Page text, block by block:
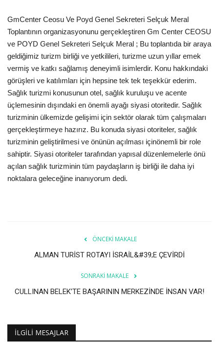
GmCenter Ceosu Ve Poyd Genel Sekreteri Selçuk Meral
Toplantının organizasyonunu gerçekleştiren Gm Center CEOSU
ve POYD Genel Sekreteri Selçuk Meral ; Bu toplantıda bir araya
geldiğimiz turizm birliği ve yetkilileri, turizme uzun yıllar emek
vermiş ve katkı sağlamış deneyimli isimlerdir. Konu hakkındaki
görüşleri ve katılımları için hepsine tek tek teşekkür ederim.
Sağlık turizmi konusunun otel, sağlık kuruluşu ve acente
üçlemesinin dışındaki en önemli ayağı siyasi otoritedir. Sağlık
turizminin ülkemizde gelişimi için sektör olarak tüm çalışmaları
gerçekleştirmeye hazırız. Bu konuda siyasi otoriteler, sağlık
turizminin geliştirilmesi ve önünün açılması içinönemli bir role
sahiptir. Siyasi otoriteler tarafından yapısal düzenlemelerle önü
açılan sağlık turizminin tüm paydaşların iş birliği ile daha iyi
noktalara geleceğine inanıyorum dedi.
ÖNCEKI MAKALE
ALMAN TURİST ROTAYI İSRAİL&#39;E ÇEVİRDİ
SONRAKI MAKALE
CULLINAN BELEK’TE BAŞARININ MERKEZİNDE İNSAN VAR!
İLGILI MESAJLAR